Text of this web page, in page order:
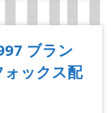
ブラン
ォックス配